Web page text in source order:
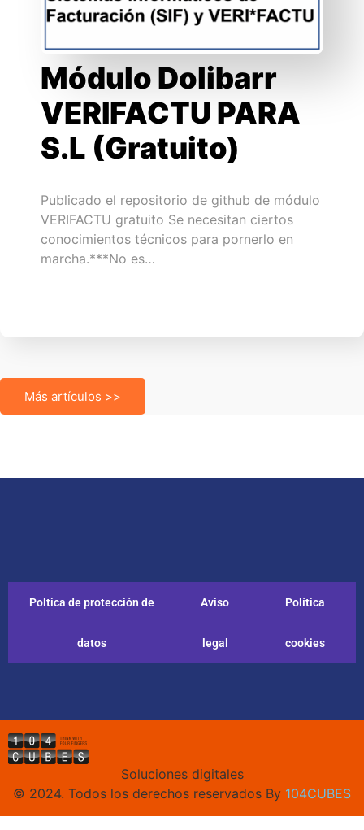
Módulo Dolibarr
VERIFACTU PARA
S.L (Gratuito)
Publicado el repositorio de github de módulo
VERIFACTU gratuito Se necesitan ciertos
conocimientos técnicos para pornerlo en
marcha.***No es…
Más artículos >>
Poltica de protección de
datos
Aviso
legal
Política
cookies
Soluciones digitales
© 2024. Todos los derechos reservados By 104CUBES